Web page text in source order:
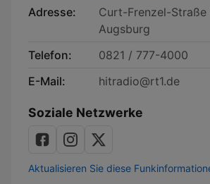
Adresse:
Curt-Frenzel-Straße
Augsburg
Telefon:
0821 / 777-4000
E-Mail:
hitradio@rt1.de
Soziale Netzwerke
Aktualisieren Sie diese